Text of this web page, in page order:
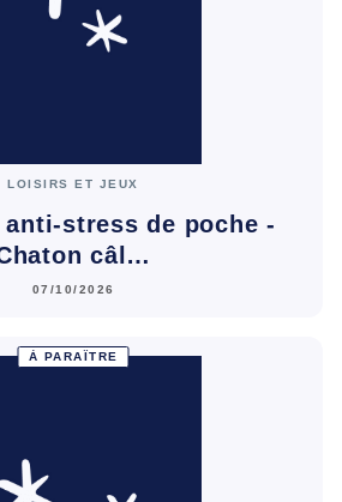
LOISIRS ET JEUX
stress de poche -
câl…
07/10/2026
À PARAÎTRE